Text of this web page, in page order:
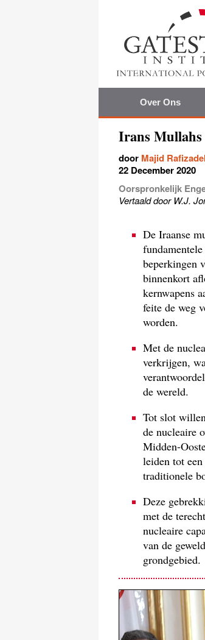
Over Ons
Irans
door Majid
22 December 2020
Oorspronkelijk
Vertaald door W.J.
De Iraanse
beperkingen
binnenkort
kernwapens
feite de weg
worden.
Met de
verkrijgen,
de wereld.
Tot slot
de nucleaire
Midden-
leiden tot
traditionele
Deze
met de
nucleaire
van de
grondgebied.